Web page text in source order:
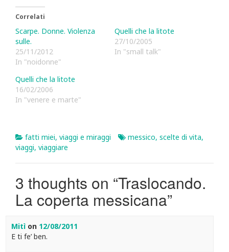
Correlati
Scarpe. Donne. Violenza
sulle.
25/11/2012
In "noidonne"
Quelli che la litote
27/10/2005
In "small talk"
Quelli che la litote
16/02/2006
In "venere e marte"
fatti miei, viaggi e miraggi messico, scelte di vita,
viaggi, viaggiare
3 thoughts on “Traslocando.
La coperta messicana”
Mitìon 12/08/2011
E ti fe’ ben.